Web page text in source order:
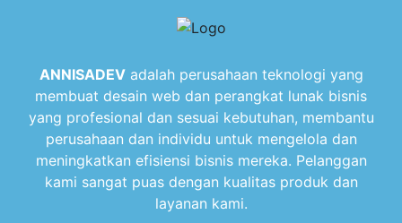
ANNISADEVadalah perusahaan teknologi yang
membuat desain web dan perangkat lunak bisnis
yang profesional dan sesuai kebutuhan, membantu
perusahaan dan individu untuk mengelola dan
meningkatkan efisiensi bisnis mereka. Pelanggan
kami sangat puas dengan kualitas produk dan
layanan kami.